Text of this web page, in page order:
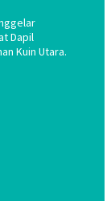
Dapil
Kuin Utara.